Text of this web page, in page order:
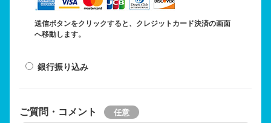
送信ボタンをクリックすると、クレジットカード決済の画面
へ移動します。
銀行振り込み
ご質問・コメント